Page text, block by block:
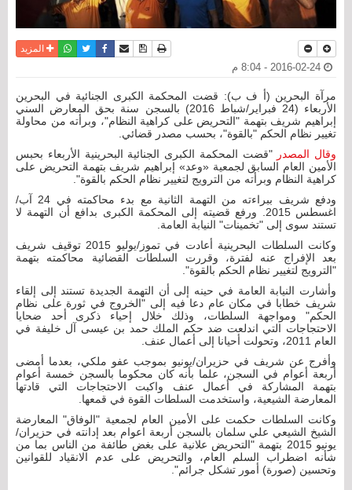
نسخة للطباعة
حفظ الموضوع
أرسل الى صديق
فيسبوكتويترواتسابالمزيد
مرآة البحرين (أ ف ب): قضت المحكمة الكبرى الجنائية في البحرين
الأربعاء (24 فبراير/شباط 2016) بالسجن سنة بحق المعارض السني
إبراهيم شريف بتهمة "التحريض على كراهية النظام"، وبرأته من محاولة
تغيير نظام الحكم "بالقوة"، بحسب مصدر قضائي.
وقال المصدر "قضت المحكمة الكبرى الجنائية البحرينية الأربعاء بحبس
الأمين العام السابق لجمعية «وعد» إبراهيم شريف بتهمة التحريض على
كراهية النظام وبرأته من الترويج لتغيير نظام الحكم بالقوة".
ودفع شريف ببراءته من التهمة الثانية مع بدء محاكمته في 24 آب/
اغسطس 2015. ورفع قضيته إلى المحكمة الكبرى بدافع أن التهمة لا
تستند سوى إلى "تخمينات" النيابة العامة.
وكانت السلطات البحرينية أعادت في تموز/يوليو 2015 توقيف شريف
بعد الإفراج عنه لفترة، وقررت السلطات القضائية محاكمته بتهمة
"الترويج لتغيير نظام الحكم بالقوة".
وأشارت النيابة العامة في حينه إلى أن التهمة الجديدة تستند إلى إلقاء
شريف خطابا في مكان عام دعا فيه إلى "الخروج في ثورة على نظام
الحكم" ومواجهة السلطات، وذلك خلال إحياء ذكرى أحد ضحايا
الاحتجاجات التي اندلعت ضد حكم الملك حمد بن عيسى آل خليفة في
العام 2011، وتحولت أحيانا إلى أعمال عنف.
وأفرج عن شريف في حزيران/يونيو بموجب عفو ملكي، بعدما أمضى
أربعة أعوام في السجن، علما بأنه كان محكوما بالسجن خمسة أعوام
بتهمة المشاركة في أعمال عنف واكبت الاحتجاجات التي قادتها
المعارضة الشيعية، واستخدمت السلطات القوة في قمعها.
وكانت السلطات حكمت على الأمين العام لجمعية "الوفاق" المعارضة
الشيخ الشيعي علي سلمان بالسجن أربعة اعوام بعد إدانته في حزيران/
يونيو 2015 بتهمة "التحريض علانية على بغض طائفة من الناس بما من
شأنه اضطراب السلم العام، والتحريض على عدم الانقياد للقوانين
وتحسين (صورة) أمور تشكل جرائم".